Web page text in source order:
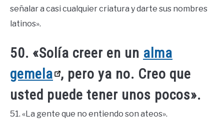
señalar a casi cualquier criatura y darte sus nombres
latinos».
50. «Solía creer en un alma
gemela , pero ya no. Creo que
usted puede tener unos pocos».
51. «La gente que no entiendo son ateos».